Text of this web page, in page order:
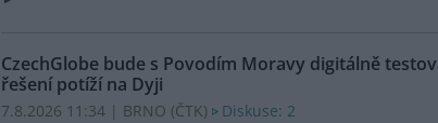
CzechGlobe bude s Povodím Moravy digitálně
řešení potíží na Dyji
7.8.2026 11:34 | BRNO (ČTK) Diskuse: 2